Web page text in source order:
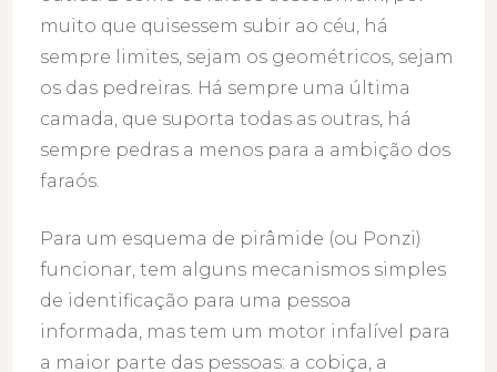
muito que quisessem subir ao céu, há
sempre limites, sejam os geométricos, sejam
os das pedreiras. Há sempre uma última
camada, que suporta todas as outras, há
sempre pedras a menos para a ambição dos
faraós.
Para um esquema de pirâmide (ou Ponzi)
funcionar, tem alguns mecanismos simples
de identificação para uma pessoa
informada, mas tem um motor infalível para
a maior parte das pessoas: a cobiça, a